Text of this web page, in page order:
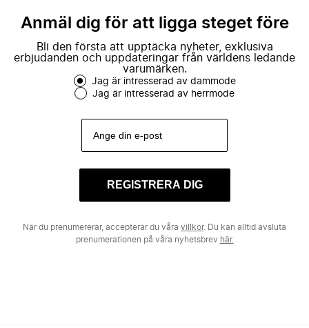
Anmäl dig för att ligga steget före
Bli den första att upptäcka nyheter, exklusiva
erbjudanden och uppdateringar från världens ledande
varumärken.
Jag är intresserad av dammode
Jag är intresserad av herrmode
REGISTRERA DIG
När du prenumererar, accepterar du våra villkor. Du kan alltid avsluta
prenumerationen på våra nyhetsbrev här.